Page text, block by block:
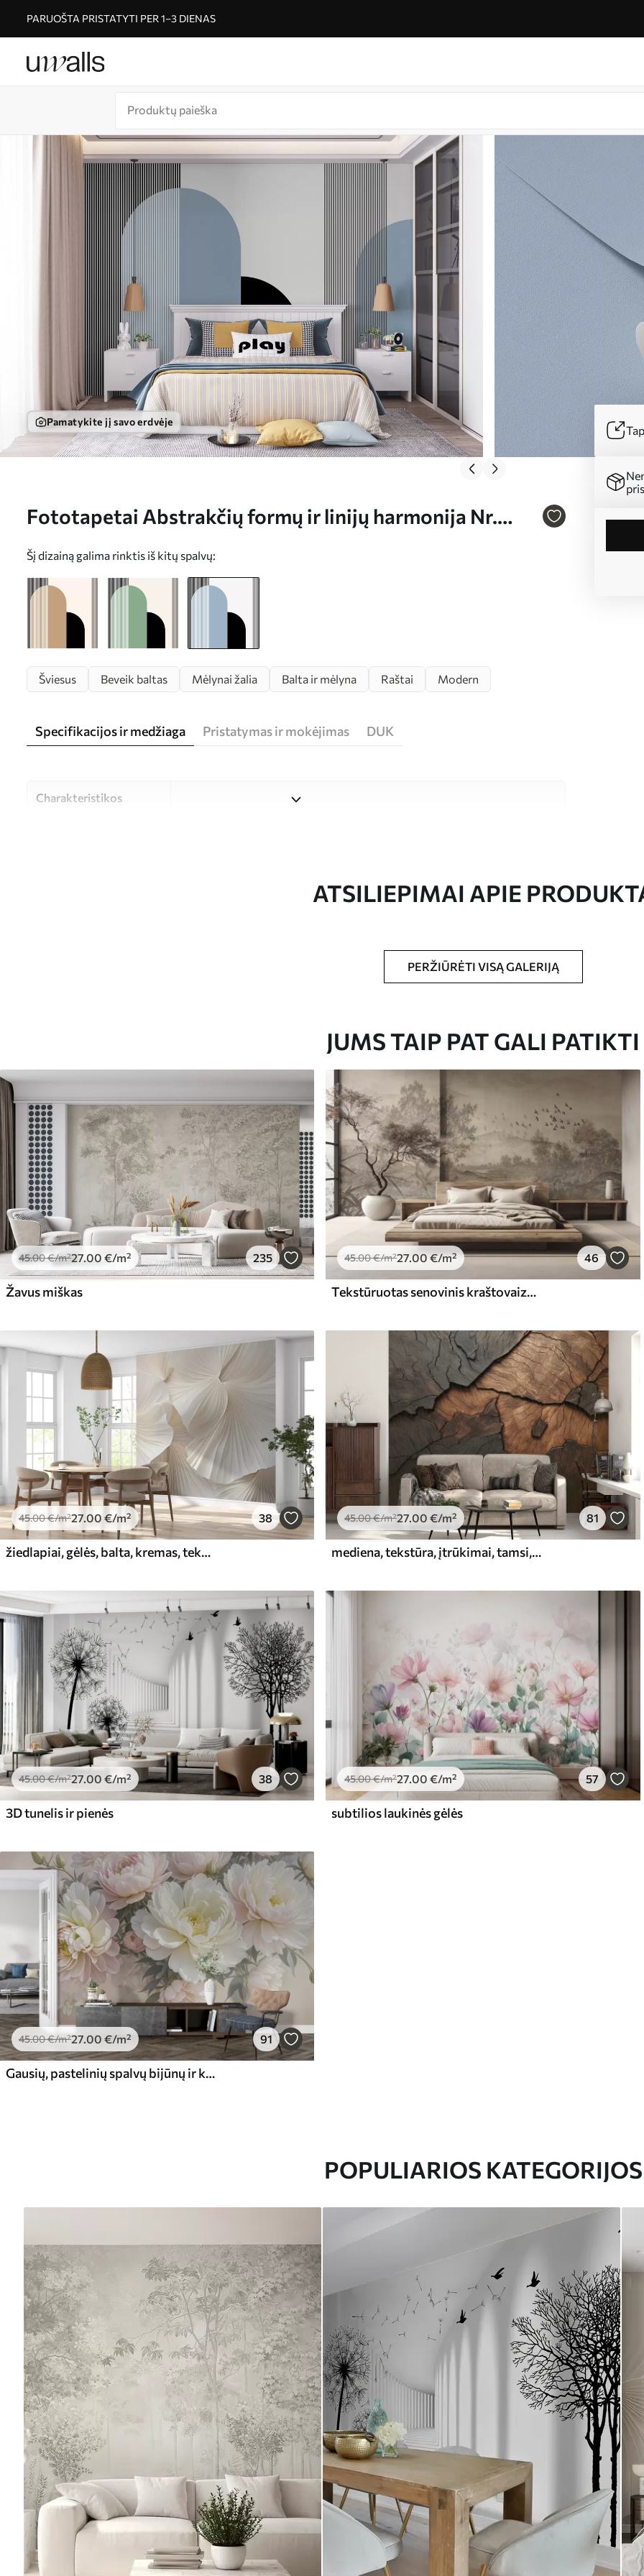
PARUOŠTA PRISTATYTI PER 1–3 DIENAS
Pamatykite jį savo erdvėje
Fototapetai Abstrakčių formų ir linijų harmonija Nr.
w00631v2
Šį dizainą galima rinktis iš kitų spalvų:
Šviesus Beveik baltas Mėlynai žalia Balta ir mėlyna Raštai Modern
Specifikacijos ir medžiaga Pristatymas ir mokėjimas DUK
Charakteristikos
Galite padengti laku ir (arba) tapetų klijais.
Tapetus galima švelniai valyti minkšta kempine. Lakuotus tapetus galima
valyti vandeniu.
Taikymo būdas Sklandus taikymas
Turimos medžiagos
Standartas
45.0027.00€/m²
Premiumas
56 34.00€/m²
Premium vinilas Peel and Stick
ATSILIEPIMAI APIE
PERŽIŪRĖTI VISĄ GALERIJĄ
JUMS TAIP PAT GALI PATIKTI
45.00€/m²27.00 €/m² 235
Žavus miškas
45.00€/m²27 .00€/m² 46
Tekstūruotas senovinis kraštovaizdis su medžiu prie upės ir debesuotu dangumi, sepijos atspalvių gamtos menas
45.00€/m²27.00 €/m² 38
žiedlapiai, gėlės, balta, kremas, tekstūra, švelnumas, dekoratyvinis
45.00€/m²27.00 €/m² 81
mediena, tekstūra, įtrūkimai, tamsi, žievė, paviršius
45.00€/m²27 .00 €/m² 38
3D tunelis ir pienės
45.00€/m²27 .00 €/m² 57
subtilios laukinės gėlės
45.00€/m²27.00 €/m² 91
Gausių, pastelinių spalvų bijūnų ir kitų gėlių puokštė švelniame, neryškiame fone
POPULIARIOS KATEGORIJOS